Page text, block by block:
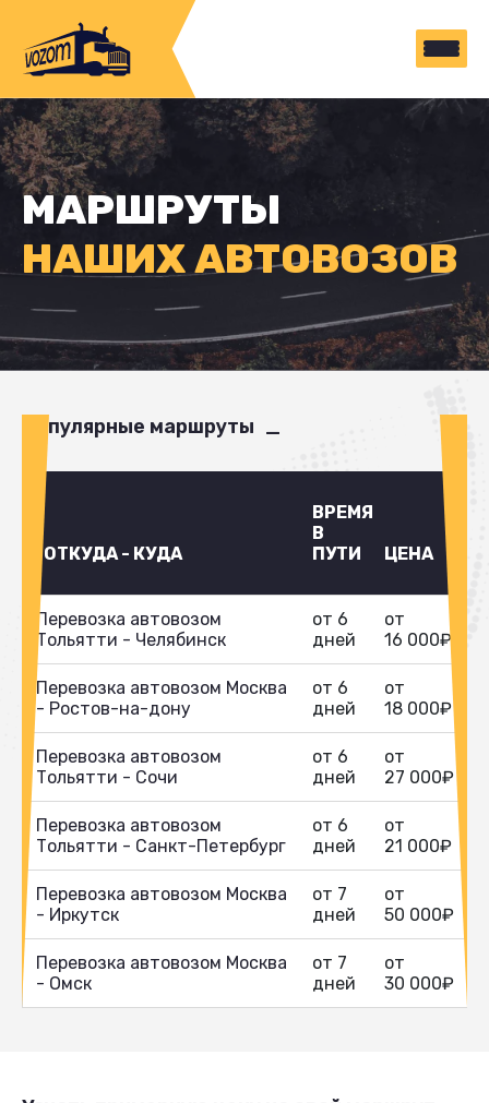
МАРШРУТЫ
НАШИХ АВТОВОЗОВ
Популярные маршруты
ОТКУДА - КУДА
ВРЕМЯ
В
ПУТИ
ЦЕНА
Перевозка автовозом
Тольятти - Челябинск
от 6
дней
от
16 000₽
Перевозка автовозом Москва
- Ростов-на-дону
от 6
дней
от
18 000₽
Перевозка автовозом
Тольятти - Сочи
от 6
дней
от
27 000₽
Перевозка автовозом
Тольятти - Санкт-Петербург
от 6
дней
от
21 000₽
Перевозка автовозом Москва
- Иркутск
от 7
дней
от
50 000₽
Перевозка автовозом Москва
- Омск
от 7
дней
от
30 000₽